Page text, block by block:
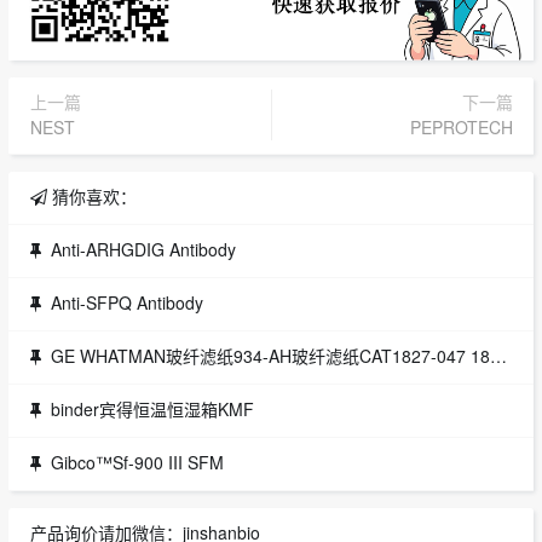
上一篇
NEST
下一篇
PEPROTECH
猜你喜欢：
Anti-ARHGDIG Antibody
Anti-SFPQ Antibody
GE WHATMAN玻纤滤纸934-AH玻纤滤纸CAT1827-047 1827-125
binder宾得恒温恒湿箱KMF
Gibco™Sf-900 III SFM
产品询价请加微信：jinshanbio